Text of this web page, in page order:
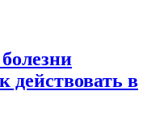
действовать в